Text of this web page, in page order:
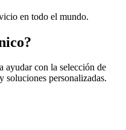
en todo el mundo.
ayudar con la selección de
soluciones personalizadas.